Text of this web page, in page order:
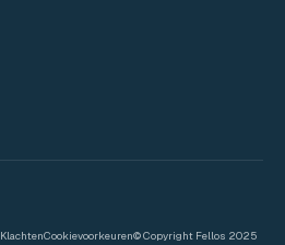
© Copyright Fellos 2025
KlachtenCookievoorkeuren